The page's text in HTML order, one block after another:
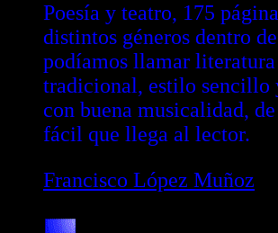
Poesía y teatro, 175
distintos géneros dentro
podíamos llamar literatura
tradicional, estilo sencillo
con buena musicalidad,
fácil que llega al lector.
Francisco López Muñoz